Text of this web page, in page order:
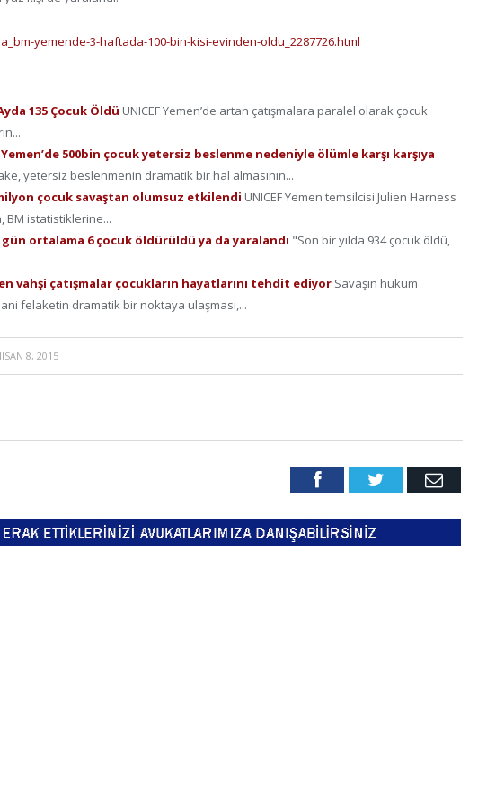
yemende-3-haftada-100-bin-kisi-evinden-oldu_2287726.html
135 Çocuk Öldü UNICEF Yemen’de artan çatışmalara paralel olarak çocuk
500bin çocuk yetersiz beslenme nedeniyle ölümle karşı karşıya
yetersiz beslenmenin dramatik bir hal almasının...
milyon çocuk savaştan olumsuz etkilendi UNICEF Yemen temsilcisi Julien Harness
BM istatistiklerine...
gün ortalama 6 çocuk öldürüldü ya da yaralandı "Son bir yılda 934 çocuk öldü,
vahşi çatışmalar çocukların hayatlarını tehdit ediyor Savaşın hüküm
felaketin dramatik bir noktaya ulaşması,...
8, 2015
FacebookTwitter Email